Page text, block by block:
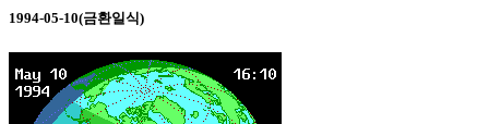
1994-05-10(금환일식)